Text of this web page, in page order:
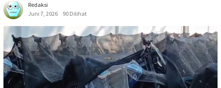
Redaksi
Juni 7, 2026
90 Dilihat